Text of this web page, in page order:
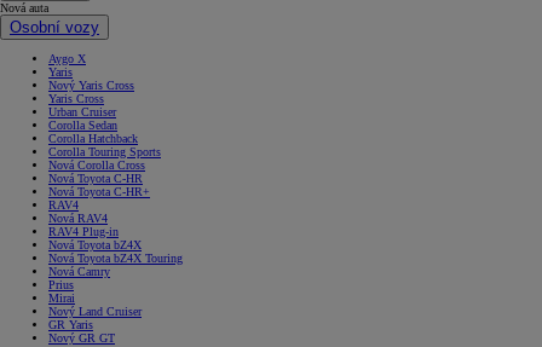
Nová auta
Osobní vozy
Aygo X
Yaris
Nový Yaris Cross
Yaris Cross
Urban Cruiser
Corolla Sedan
Corolla Hatchback
Corolla Touring Sports
Nová Corolla Cross
Nová Toyota C-HR
Nová Toyota C-HR+
RAV4
Nová RAV4
RAV4 Plug-in
Nová Toyota bZ4X
Nová Toyota bZ4X Touring
Nová Camry
Prius
Mirai
Nový Land Cruiser
GR Yaris
Nový GR GT